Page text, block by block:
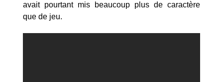
avait pourtant mis beaucoup plus de caractère
que de jeu.